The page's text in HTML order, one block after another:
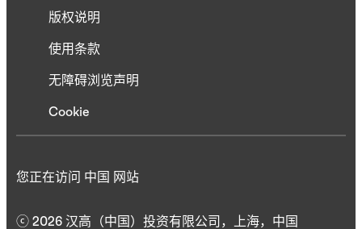
版权说明
使用条款
无障碍浏览声明
Cookie
ⓒ 2026 汉高（中国）投资有限公司，上海，中国
您正在访问 中国 网站